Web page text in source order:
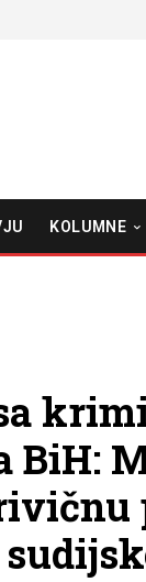
KOLUMNE
BiH: